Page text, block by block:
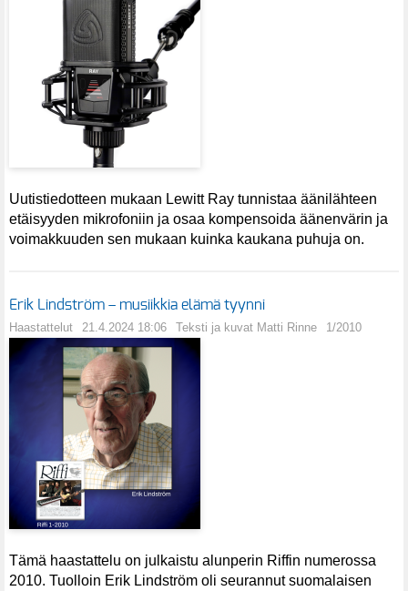
Uutistiedotteen mukaan Lewitt Ray tunnistaa äänilähteen
etäisyyden mikrofoniin ja osaa kompensoida äänenvärin ja
voimakkuuden sen mukaan kuinka kaukana puhuja on.
Erik Lindström – musiikkia elämä tyynni
Haastattelut 21.4.2024 18:06 Teksti ja kuvat Matti Rinne 1/2010
Tämä haastattelu on julkaistu alunperin Riffin numerossa
2010. Tuolloin Erik Lindström oli seurannut suomalaisen